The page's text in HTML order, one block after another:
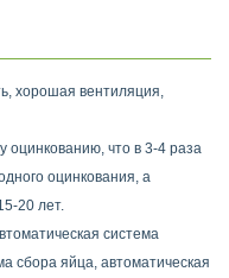
хорошая вентиляция,
оцинкованию, что в 3-4 раза
оцинкования, а
20 лет.
система
сбора яйца, автоматическая